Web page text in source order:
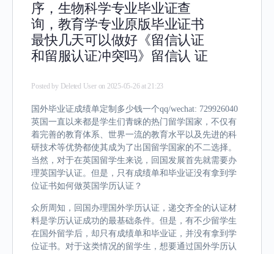
序，生物科学专业毕业证查
询，教育学专业原版毕业证书
最快几天可以做好《留信认证
和留服认证冲突吗》留信认 证
Posted by Deleted User on 2025-05-26 at 21:23
国外毕业证成绩单定制多少钱一个qq/wechat: 729926040
英国一直以来都是学生们青睐的热门留学国家，不仅有
着完善的教育体系、世界一流的教育水平以及先进的科
研技术等优势都使其成为了出国留学国家的不二选择。
当然，对于在英国留学生来说，回国发展首先就需要办
理英国学认证。但是，只有成绩单和毕业证没有拿到学
位证书如何做英国学历认证？
众所周知，回国办理国外学历认证，递交齐全的认证材
料是学历认证成功的最基础条件。但是，有不少留学生
在国外留学后，却只有成绩单和毕业证，并没有拿到学
位证书。对于这类情况的留学生，想要通过国外学历认